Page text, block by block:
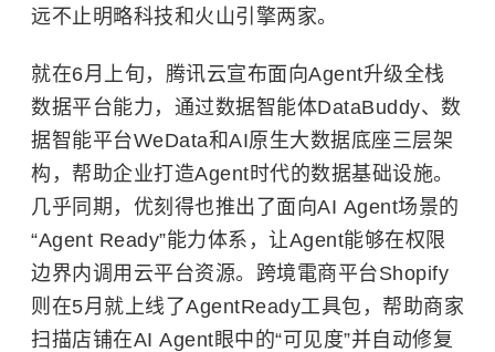
远不止明略科技和火山引擎两家。
就在6月上旬，腾讯云宣布面向Agent升级全栈
数据平台能力，通过数据智能体DataBuddy、数
据智能平台WeData和AI原生大数据底座三层架
构，帮助企业打造Agent时代的数据基础设施。
几乎同期，优刻得也推出了面向AI Agent场景的
“Agent Ready”能力体系，让Agent能够在权限
边界内调用云平台资源。跨境電商平台Shopify
则在5月就上线了AgentReady工具包，帮助商家
扫描店铺在AI Agent眼中的“可见度”并自动修复